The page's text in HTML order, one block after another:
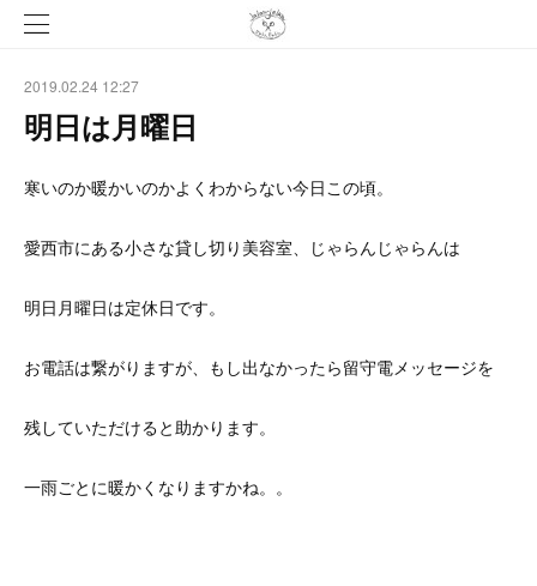
2019.02.24 12:27
明日は月曜日
寒いのか暖かいのかよくわからない今日この頃。
愛西市にある小さな貸し切り美容室、じゃらんじゃらんは
明日月曜日は定休日です。
お電話は繋がりますが、もし出なかったら留守電メッセージを
残していただけると助かります。
一雨ごとに暖かくなりますかね。。